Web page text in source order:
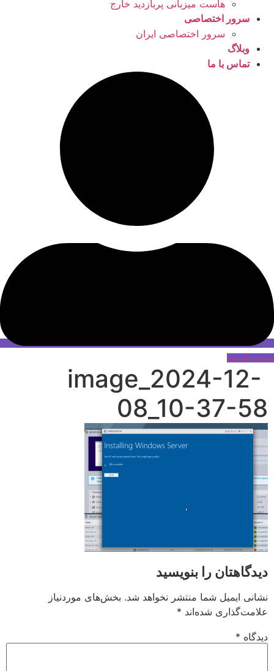
هاست میزبانی پربازدید خارج
سرور اختصاصی
سرور اختصاصی ایران
وبلاگ
تماس با ما
حساب کاربری
image_2024-12-
08_10-37-58
دیدگاهتان را بنویسید
نشانی ایمیل شما منتشر نخواهد شد. بخش‌های موردنیاز
علامت‌گذاری شده‌اند *
دیدگاه *